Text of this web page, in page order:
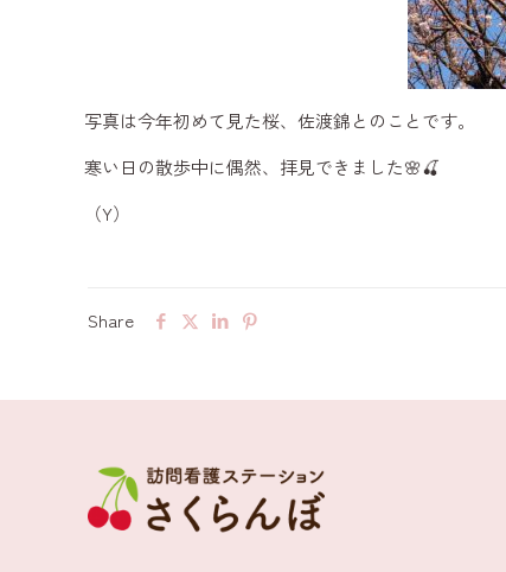
写真は今年初めて見た桜、佐渡錦とのことです。
寒い日の散歩中に偶然、拝見できました🌸🍒
（Y）
Share